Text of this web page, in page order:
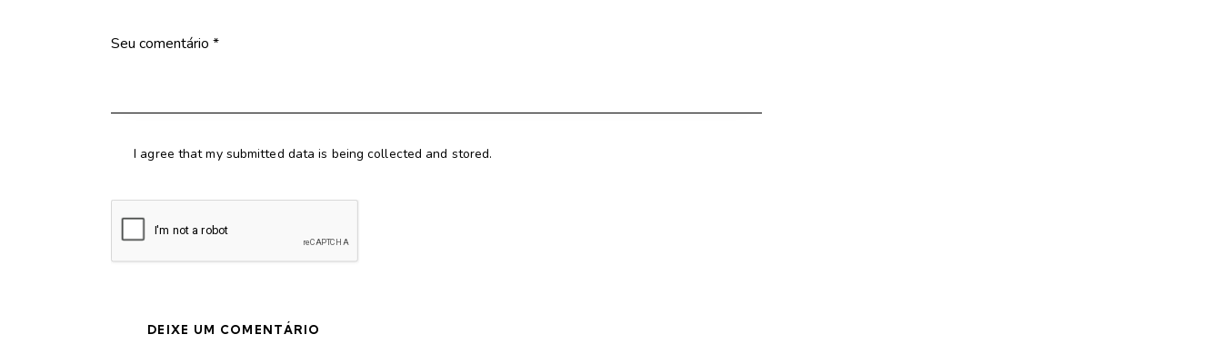
I agree that my submitted data is being collected and stored.